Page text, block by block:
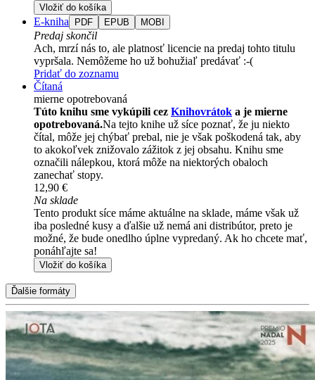
Vložiť do košíka
E-kniha PDF EPUB MOBI
Predaj skončil
Ach, mrzí nás to, ale platnosť licencie na predaj tohto titulu
vypršala. Nemôžeme ho už bohužiaľ predávať :-(
Pridať do zoznamu
Čítaná
mierne opotrebovaná
Túto knihu sme vykúpili cez Knihovrátok a je mierne
opotrebovaná.Na tejto knihe už síce poznať, že ju niekto
čítal, môže jej chýbať prebal, nie je však poškodená tak, aby
to akokoľvek znižovalo zážitok z jej obsahu. Knihu sme
označili nálepkou, ktorá môže na niektorých obaloch
zanechať stopy.
12,90 €
Na sklade
Tento produkt síce máme aktuálne na sklade, máme však už
iba posledné kusy a ďalšie už nemá ani distribútor, preto je
možné, že bude onedlho úplne vypredaný. Ak ho chcete mať,
ponáhľajte sa!
Vložiť do košíka
Ďalšie formáty